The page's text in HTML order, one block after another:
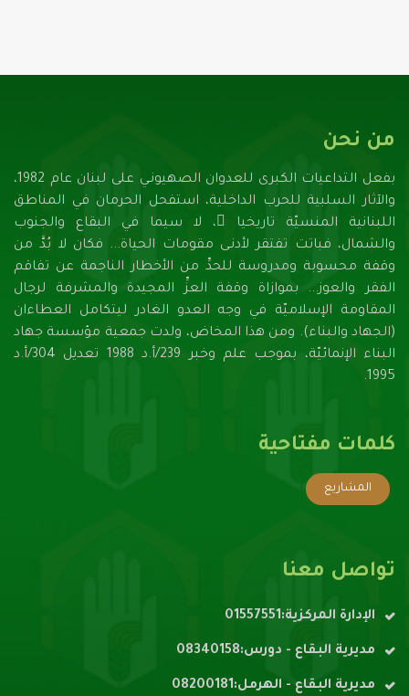
من نحن
بفعل التداعيات الكبرى للعدوان الصهيونـي على لبنان عام 1982،
والآثار السلبية للحرب الداخلية، استفحل الحرمان في المناطق
اللبنانية المنسيّة تاريخيا ً، لا سيما في البقاع والجنوب
والشمال، فباتت تفتقر لأدنـى مقومات الحياة... فكان لا بُدَّ من
وقفة محسوبة ومدروسة للحدِّ من الأخطار الناجمة عن تفاقم
الفقر والعوز... بموازاة وقفة العزِّ المجيدة والمشرفة لرجال
المقاومة الإسلاميّة في وجه العدو الغادر ليتكامل العطاءان
(الجهاد والبناء). ومن هذا المخاض، ولدت جمعية مؤسسة جهاد
البناء الإنمائيّة، بموجب علم وخبر 239/أ.د 1988 تعديل 304/أ.د
1995.
كلمات مفتاحية
المشاريع
تواصل معنا
الإدارة المركزية:01557551
مديرية البقاع - دورس:08340158
مديرية البقاع - الهرمل:08200181